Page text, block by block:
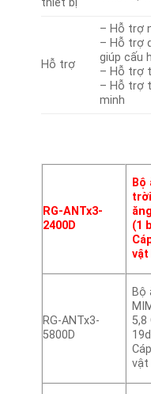
thiết bị
Hỗ trợ
– Hỗ trợ
– Hỗ trợ
giúp cấu
– Hỗ trợ
– Hỗ trợ
minh
RG-ANTx3-
2400D
(1
vật
RG-ANTx3-
5800D
Bộ
5,8
vật